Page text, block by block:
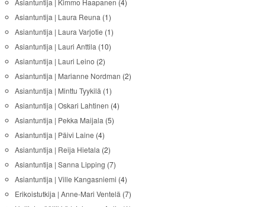
Asiantuntija | Kimmo Haapanen (4)
Asiantuntija | Laura Reuna (1)
Asiantuntija | Laura Varjotie (1)
Asiantuntija | Lauri Anttila (10)
Asiantuntija | Lauri Leino (2)
Asiantuntija | Marianne Nordman (2)
Asiantuntija | Minttu Tyykilä (1)
Asiantuntija | Oskari Lahtinen (4)
Asiantuntija | Pekka Maijala (5)
Asiantuntija | Päivi Laine (4)
Asiantuntija | Reija Hietala (2)
Asiantuntija | Sanna Lipping (7)
Asiantuntija | Ville Kangasniemi (4)
Erikoistutkija | Anne-Mari Ventelä (7)